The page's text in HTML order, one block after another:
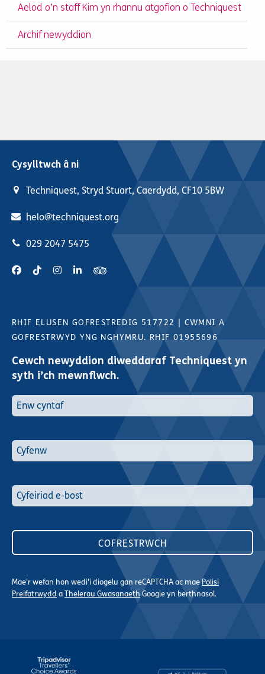
Aelod o’n staff Kim yn rhannu atgofion o Techniquest
Archif newyddion
Cysylltwch â ni
Techniquest, Stryd Stuart, Caerdydd, CF10 5BW
helo@techniquest.org
029 2047 5475
RHIF ELUSEN GOFRESTREDIG 517722
CWMNI A
GOFRESTRWYD YNG NGHYMRU. RHIF 01955696
Cewch newyddion diweddaraf Techniquest yn
syth i’ch mewnflwch.
Mae'r wefan hon wedi'i diogelu gan reCAPTCHA ac maePolisi
Preifatrwydd aThelerau GwasanaethGoogle yn berthnasol.